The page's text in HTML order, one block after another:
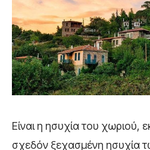
Είναι η ησυχία του χωριού,
σχεδόν ξεχασμένη ησυχία